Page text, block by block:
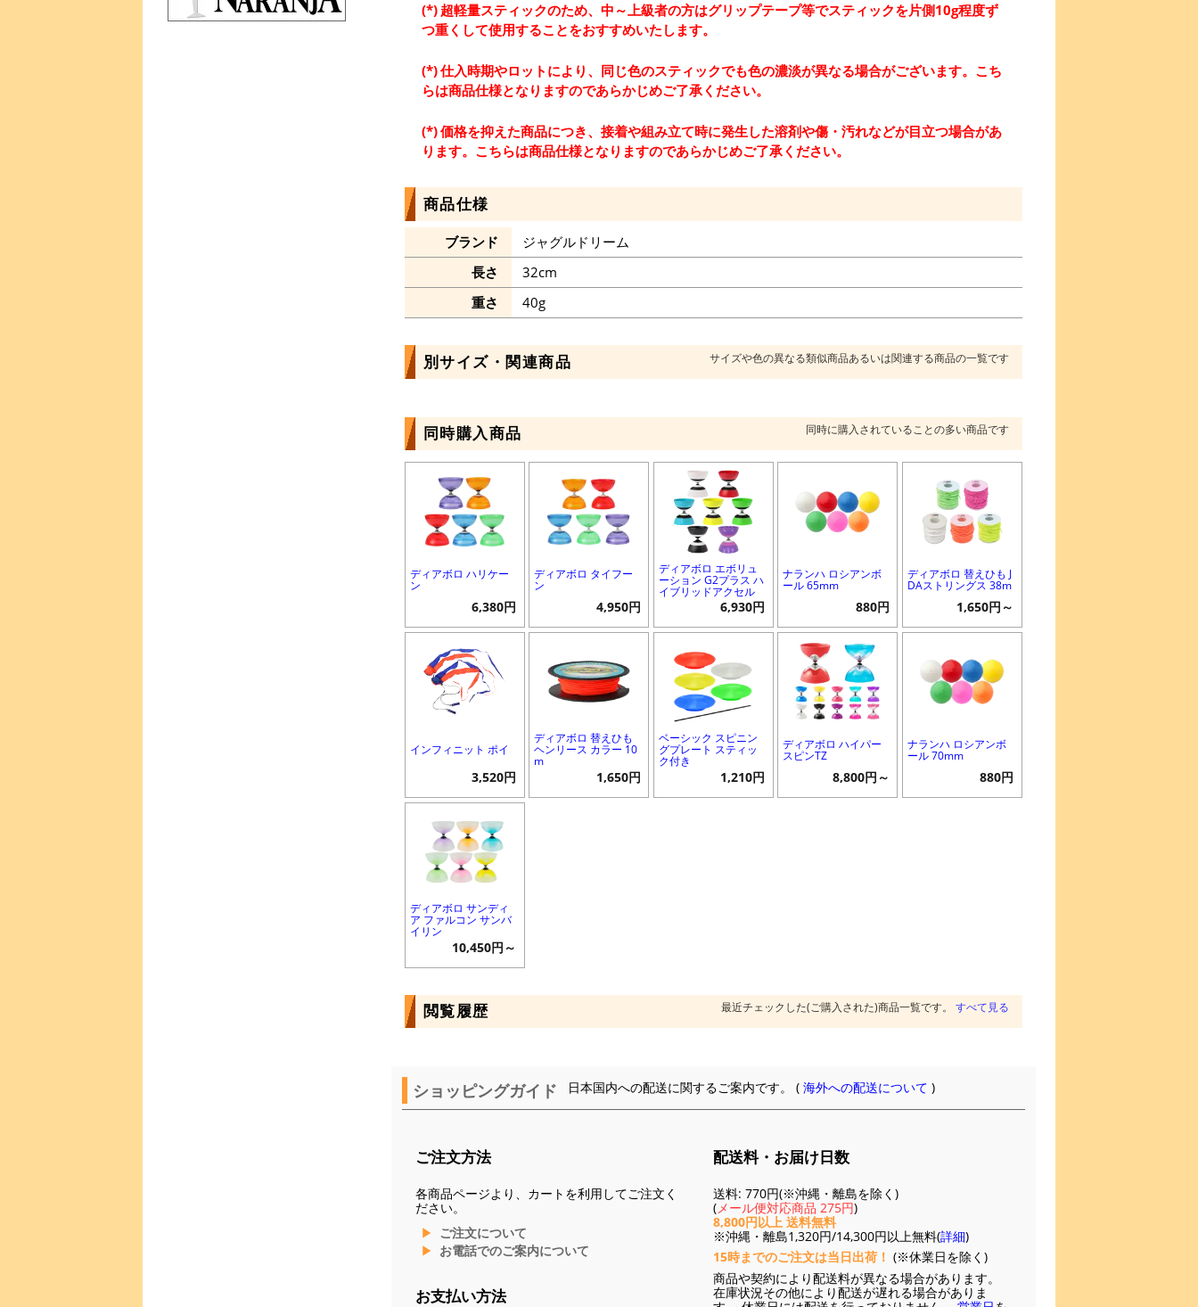
超軽量スティックのため、中～上級者の方はグリップテープ等でスティックを片側10g程度ず
つ重くして使用することをおすすめいたします。
仕入時期やロットにより、同じ色のスティックでも色の濃淡が異なる場合がございます。こち
らは商品仕様となりますのであらかじめご了承ください。
価格を抑えた商品につき、接着や組み立て時に発生した溶剤や傷・汚れなどが目立つ場合があ
ります。こちらは商品仕様となりますのであらかじめご了承ください。
商品仕様
ブランド
ジャグルドリーム
長さ
32cm
重さ
40g
別サイズ・関連商品 サイズや色の異なる類似商品あるいは関連する商品の一覧です
同時購入商品 同時に購入されていることの多い商品です
ディアボロ ハリケー
ン
6,380円
ディアボロ タイフー
ン
4,950円
ディアボロ エボリュ
ーション G2プラス ハ
イブリッドアクセル
6,930円
ナランハ ロシアンボ
ール 65mm
880円
ディアボロ 替えひも J
DAストリングス 38m
1,650円～
インフィニット ポイ
3,520円
ディアボロ 替えひも
ヘンリース カラー 10
m
1,650円
ベーシック スピニン
グプレート スティッ
ク付き
1,210円
ディアボロ ハイパー
スピンTZ
8,800円～
ナランハ ロシアンボ
ール 70mm
880円
ディアボロ サンディ
ア ファルコン サンバ
イリン
10,450円～
閲覧履歴 最近チェックした(ご購入された)商品一覧です。 すべて見る
ショッピングガイド 日本国内への配送に関するご案内です。 (海外への配送について )
ご注文方法
各商品ページより、カートを利用してご注文く
ださい。
ご注文について
お電話でのご案内について
お支払い方法
配送料・お届け日数
送料: 770円(※沖縄・離島を除く)
(メール便対応商品 275円)
8,800円以上 送料無料
※沖縄・離島1,320円/14,300円以上無料(詳細)
15時までのご注文は当日出荷！ (※休業日を除く)
商品や契約により配送料が異なる場合があります。
在庫状況その他により配送が遅れる場合がありま